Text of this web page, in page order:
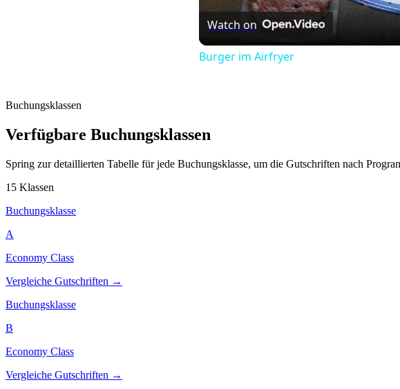
Watch on
Burger im Airfryer
Buchungsklassen
Verfügbare Buchungsklassen
Spring zur detaillierten Tabelle für jede Buchungsklasse, um die Gutschriften nach
15 Klassen
Buchungsklasse
A
Economy Class
Vergleiche Gutschriften →
Buchungsklasse
B
Economy Class
Vergleiche Gutschriften →